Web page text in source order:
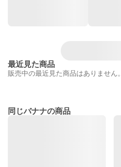
最近見た商品
販売中の最近見た商品はありません。
同じバナナの商品